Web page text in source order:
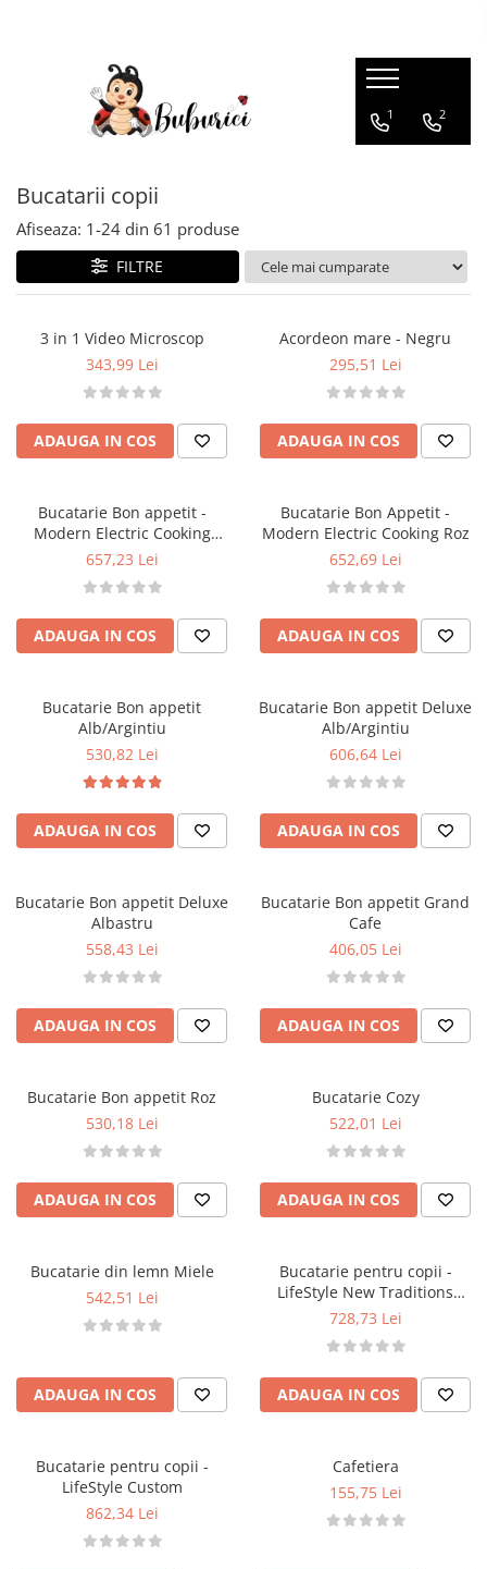
Construcții
Accesorii
Exterior
Interior
Bebeluși
Diverse
Mașinuțe
5-7 Ani
8-10 Ani
1 2
Bucatarii copii
Afiseaza: 1-24 din 61 produse
FILTRE
3 in 1 Video Microscop
343,99 Lei
ADAUGA IN COS
Acordeon mare - Negru
295,51 Lei
ADAUGA IN COS
Bucatarie Bon appetit -
Modern Electric Cooking
Albastru
657,23 Lei
ADAUGA IN COS
Bucatarie Bon Appetit -
Modern Electric Cooking Roz
652,69 Lei
ADAUGA IN COS
Bucatarie Bon appetit
Alb/Argintiu
530,82 Lei
ADAUGA IN COS
Bucatarie Bon appetit Deluxe
Alb/Argintiu
606,64 Lei
ADAUGA IN COS
Bucatarie Bon appetit Deluxe
Albastru
558,43 Lei
ADAUGA IN COS
Bucatarie Bon appetit Grand
Cafe
406,05 Lei
ADAUGA IN COS
Bucatarie Bon appetit Roz
530,18 Lei
ADAUGA IN COS
Bucatarie Cozy
522,01 Lei
ADAUGA IN COS
Bucatarie din lemn Miele
542,51 Lei
ADAUGA IN COS
Bucatarie pentru copii -
LifeStyle New Traditions
Kitchen
728,73 Lei
ADAUGA IN COS
Bucatarie pentru copii -
LifeStyle Custom
862,34 Lei
Cafetiera
155,75 Lei